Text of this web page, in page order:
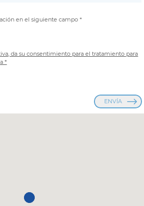
en el siguiente campo *
da su consentimiento para el tratamiento para
*
ENVÍA